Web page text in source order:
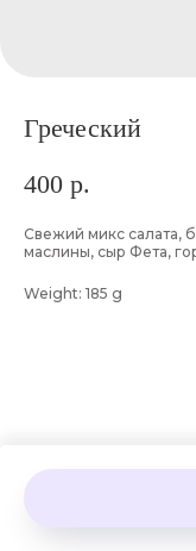
Греческий
400 р.
Свежий микс салата,
маслины, сыр Фета,
Weight: 185 g